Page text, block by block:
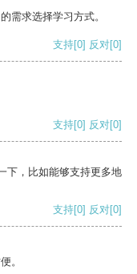
需求选择学习方式。
支持[0] 反对[0]
支持[0] 反对[0]
下，比如能够支持更多地
支持[0] 反对[0]
。